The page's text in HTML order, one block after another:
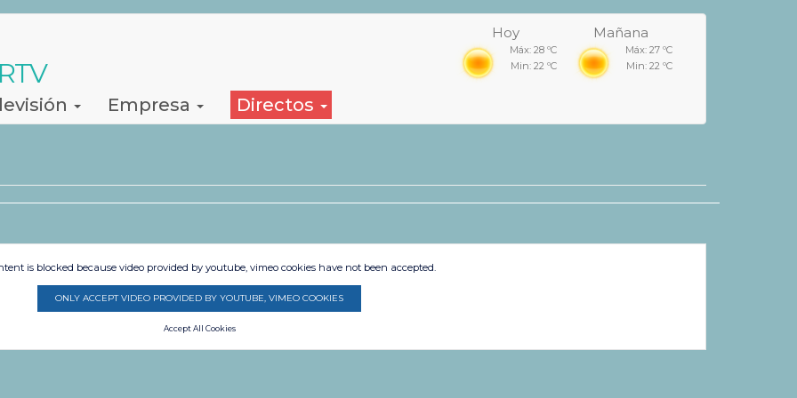
Hoy
Máx: 28 ºC
Min: 22 ºC
Mañana
Máx: 27 ºC
Min: 22 ºC
Empresa Directos
is blocked because video provided by youtube, vimeo cookies have not been accepted.
ONLY ACCEPT VIDEO PROVIDED BY YOUTUBE, VIMEO COOKIES
Accept All Cookies